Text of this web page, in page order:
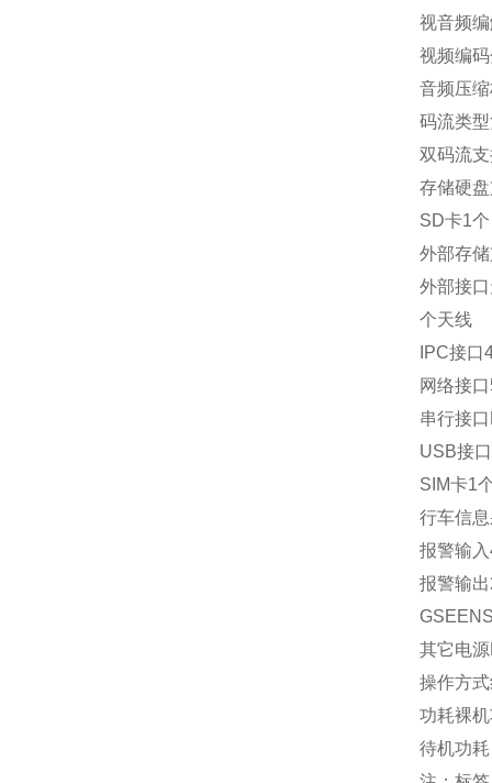
视音频
视频编
音频压
码流类
双码流
存储硬
SD卡1
外部存
外部接
个天线
IPC接
网络接
串行接
USB接
SIM卡1
行车信
报警输
报警输
其它电
操作方
功耗裸
待机功